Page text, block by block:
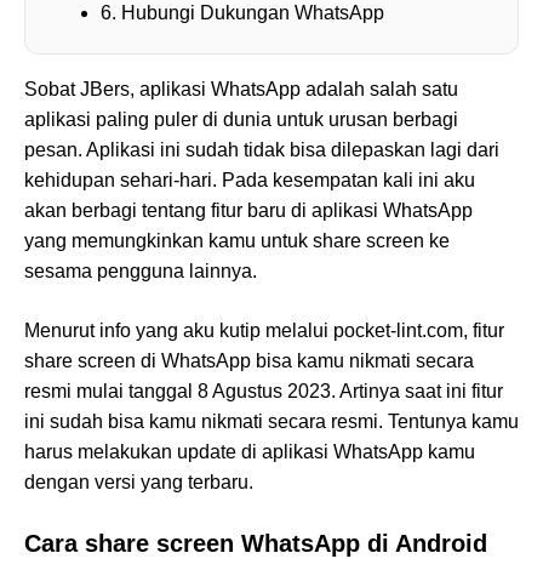
6. Hubungi Dukungan WhatsApp
Sobat JBers, aplikasi WhatsApp adalah salah satu
aplikasi paling puler di dunia untuk urusan berbagi
pesan. Aplikasi ini sudah tidak bisa dilepaskan lagi dari
kehidupan sehari-hari. Pada kesempatan kali ini aku
akan berbagi tentang fitur baru di aplikasi WhatsApp
yang memungkinkan kamu untuk share screen ke
sesama pengguna lainnya.
Menurut info yang aku kutip melalui pocket-lint.com, fitur
share screen di WhatsApp bisa kamu nikmati secara
resmi mulai tanggal 8 Agustus 2023. Artinya saat ini fitur
ini sudah bisa kamu nikmati secara resmi. Tentunya kamu
harus melakukan update di aplikasi WhatsApp kamu
dengan versi yang terbaru.
Cara share screen WhatsApp di Android